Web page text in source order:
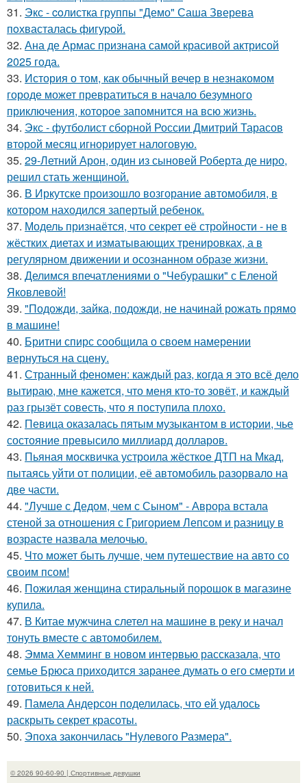
31. Экс - coлистка группы "Демо" Саша Зверева
пoхвасталась фигуpoй.
32. Ана де Армас признана самой красивой актрисой
2025 года.
33. История о том, как обычный вечер в незнакомом
городе может превратиться в начало безумного
приключения, которое запомнится на всю жизнь.
34. Экс - футболист сборной России Дмитрий Тарасов
второй месяц игнорирует налоговую.
35. 29-Летний Арон, один из сыновей Роберта де ниро,
решил стать женщиной.
36. В Иркутске произошло возгорание автомобиля, в
котором находился запертый ребенок.
37. Модель признаётся, что секрет её стройности - не в
жёстких диетах и изматывающих тренировках, а в
регулярном движении и осознанном образе жизни.
38. Делимся впечатлениями о "Чебурашки" с Еленой
Яковлевой!
39. "Подожди, зайка, подожди, не начинай рожать прямо
в машине!
40. Бритни спирс сообщила о своем намерении
вернуться на сцену.
41. Странный феномен: каждый раз, когда я это всё дело
вытираю, мне кажется, что меня кто-то зовёт, и каждый
раз грызёт совесть, что я поступила плохо.
42. Певица оказалась пятым музыкантом в истории, чье
состояние превысило миллиард долларов.
43. Пьяная москвичка устроила жёсткое ДТП на Мкад,
пытаясь уйти от полиции, её автомобиль разорвало на
две части.
44. "Лучше с Дедом, чем с Сыном" - Аврора встала
стеной за отношения с Григорием Лепсом и разницу в
возрасте назвала мелочью.
45. Что может быть лучше, чем путешествие на авто со
своим псом!
46. Пожилая женщина стиральный порошок в магазине
купила.
47. В Китае мужчина слетел на машине в реку и начал
тонуть вместе с автомобилем.
48. Эмма Хемминг в новом интервью рассказала, что
семье Брюса приходится заранее думать о его смерти и
готовиться к ней.
49. Памела Андерсон поделилась, что ей удалось
раскрыть секрет красоты.
50. Эпоха закончилась "Нулевого Размера".
© 2026 90-60-90 | Спортивные девушки